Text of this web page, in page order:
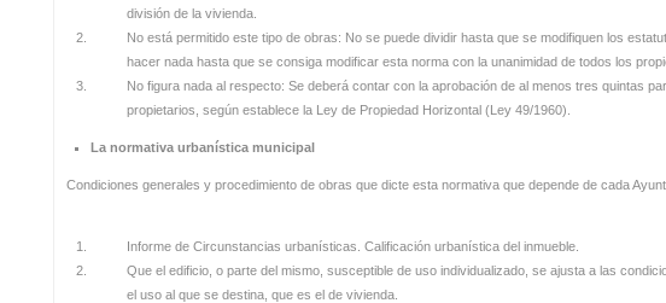
división de la vivienda.
No está permitido este tipo de obras: No se puede dividir hasta que se modifiquen los
hacer nada hasta que se consiga modificar esta norma con la unanimidad de todos los
No figura nada al respecto: Se deberá contar con la aprobación de al menos tres quintas
propietarios, según establece la Ley de Propiedad Horizontal (Ley 49/1960).
La normativa urbanística municipal
Condiciones generales y procedimiento de obras que dicte esta normativa que depende de cada
Informe de Circunstancias urbanísticas. Calificación urbanística del inmueble.
Que el edificio, o parte del mismo, susceptible de uso individualizado, se ajusta a las
el uso al que se destina, que es el de vivienda.